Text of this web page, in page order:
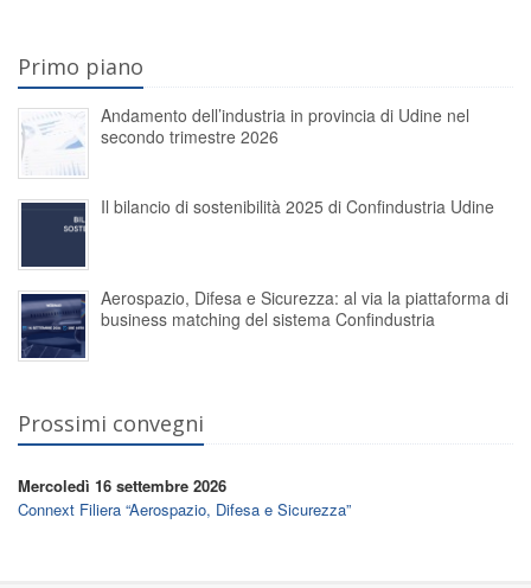
Primo piano
Andamento dell’industria in provincia di Udine nel
secondo trimestre 2026
Il bilancio di sostenibilità 2025 di Confindustria Udine
Aerospazio, Difesa e Sicurezza: al via la piattaforma di
business matching del sistema Confindustria
Prossimi convegni
Mercoledì 16 settembre 2026
Connext Filiera “Aerospazio, Difesa e Sicurezza”